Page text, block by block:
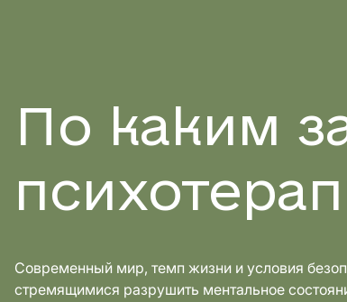
По каким
Современный мир, темп жизни и условия
стремящимися разрушить ментальное